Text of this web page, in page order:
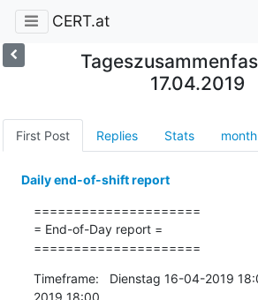
CERT.at
17.04.2019
First Post Replies Stats month
Daily end-of-shift report
=====================
= End-of-Day report =
=====================
Timeframe:   Dienstag 16-04-2019
2019 18:00